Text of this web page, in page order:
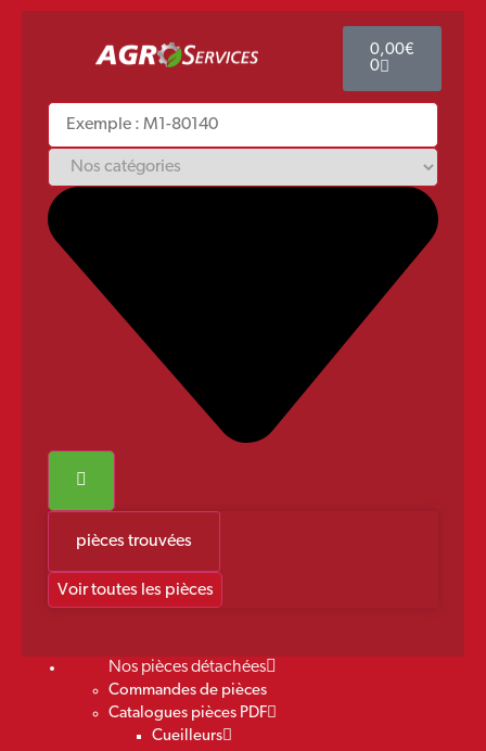
0,00€
0
pièces trouvées
Voir toutes les pièces
Nos pièces détachées
Commandes de pièces
Catalogues pièces PDF
Cueilleurs